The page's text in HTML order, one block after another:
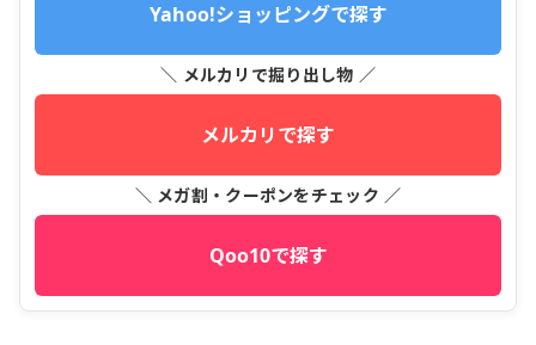
Yahoo!ショッピングで探す
＼ メルカリで掘り出し物 ／
メルカリで探す
＼ メガ割・クーポンをチェック ／
Qoo10で探す